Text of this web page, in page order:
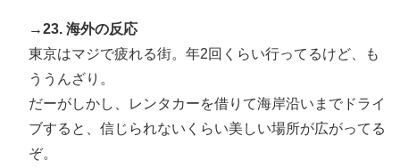
→23. 海外の反応
東京はマジで疲れる街。年2回くらい行ってるけど、も
ううんざり。
だーがしかし、レンタカーを借りて海岸沿いまでドライ
ブすると、信じられないくらい美しい場所が広がってる
ぞ。